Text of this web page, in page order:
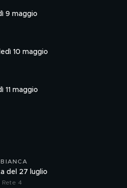
9 maggio
10 maggio
11 maggio
del 27 luglio
Rete 4